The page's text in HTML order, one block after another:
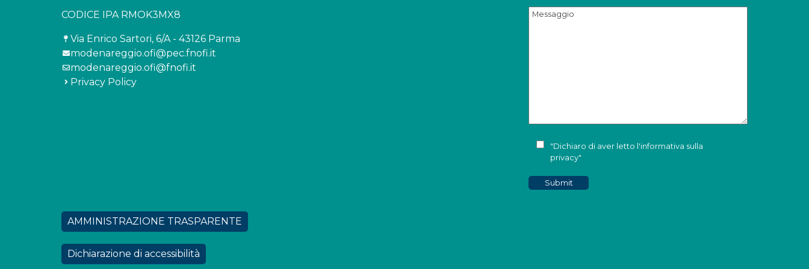
CODICE IPA RMOK3MX8
Via Enrico Sartori, 6/A - 43126 Parma
modenareggio.ofi@pec.fnofi.it
modenareggio.ofi@fnofi.it
Privacy Policy
"Dichiaro di aver letto l'informativa sulla
privacy"
AMMINISTRAZIONE TRASPARENTE
Dichiarazione di accessibilità